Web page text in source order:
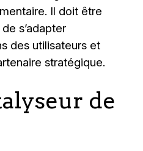
Il doit être
s’adapter
des utilisateurs et
stratégique.
de